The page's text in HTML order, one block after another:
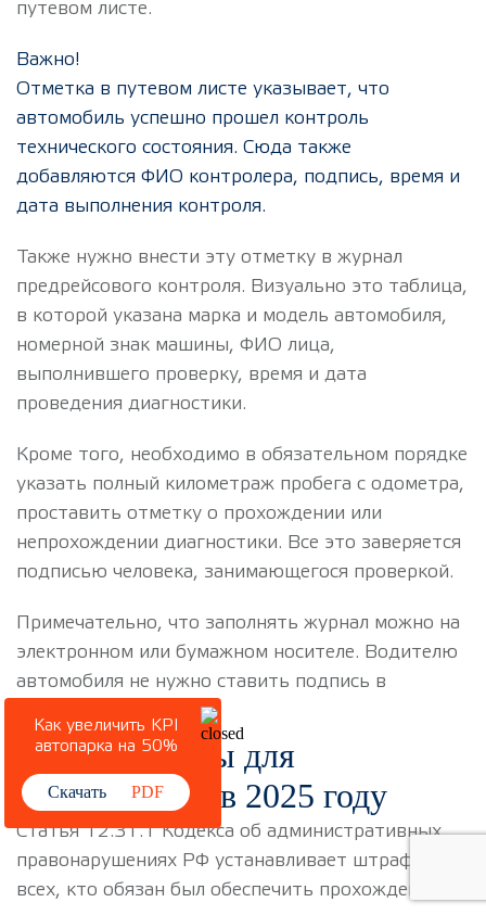
путевом листе.
Важно!
Отметка в путевом листе указывает, что
автомобиль успешно прошел контроль
технического состояния. Сюда также
добавляются ФИО контролера, подпись, время и
дата выполнения контроля.
Также нужно внести эту отметку в журнал
предрейсового контроля. Визуально это таблица,
в которой указана марка и модель автомобиля,
номерной знак машины, ФИО лица,
выполнившего проверку, время и дата
проведения диагностики.
Кроме того, необходимо в обязательном порядке
указать полный километраж пробега с одометра,
проставить отметку о прохождении или
непрохождении диагностики. Все это заверяется
подписью человека, занимающегося проверкой.
Примечательно, что заполнять журнал можно на
электронном или бумажном носителе. Водителю
автомобиля не нужно ставить подпись в
Какие штрафы для
нарушителей в 2025 году
Статья 12.31.1 Кодекса об административных
правонарушениях РФ устанавливает штрафы на
всех, кто обязан был обеспечить прохождение
Как увеличить KPI
автопарка на 50%
Скачать PDF